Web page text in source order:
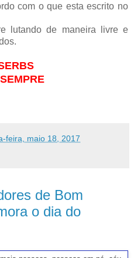
com o que esta escrito no
lutando de maneira livre e
feira, maio 18, 2017
de Bom
o dia do